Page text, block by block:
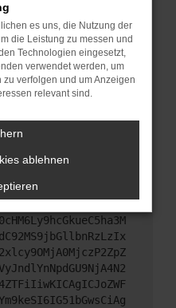
kann auch dazu führen,
nicht mehr
Schritte versucht
Wir werden versuchen,
Du kannst uns diesen
der Fehlersuche zu
es uns, die Nutzung der
die Leistung zu messen und
Technologien eingesetzt,
verwendet werden, um
verfolgen und um Anzeigen
relevant sind.
ablehnen